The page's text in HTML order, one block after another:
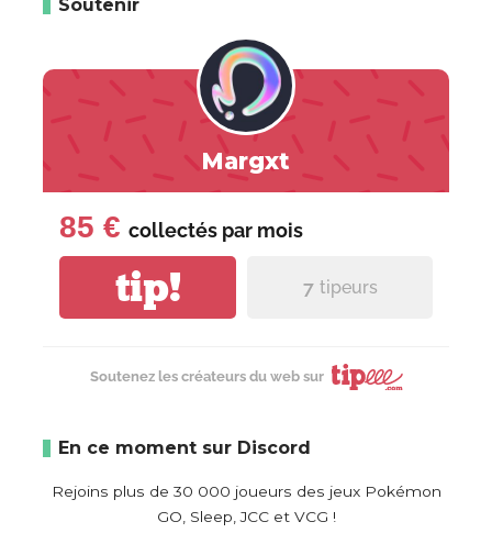
Soutenir
Margxt
85 € collectés par mois
tip! 7 tipeurs
Soutenez les créateurs du web sur
En ce moment sur Discord
Rejoins plus de 30 000 joueurs des jeux Pokémon
GO, Sleep, JCC et VCG !